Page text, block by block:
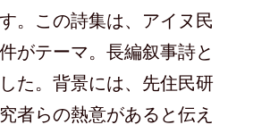
。この詩集は、アイヌ民
がテーマ。長編叙事詩と
た。背景には、先住民研
者らの熱意があると伝え